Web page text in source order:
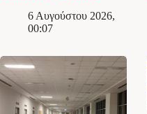
6 Αυγούστου 2026,
00:07